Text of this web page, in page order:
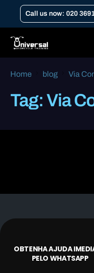
Call us now: 020
Home blog Via
Tag:Via
OBTENHA AJUDA
PELO WHATSAPP